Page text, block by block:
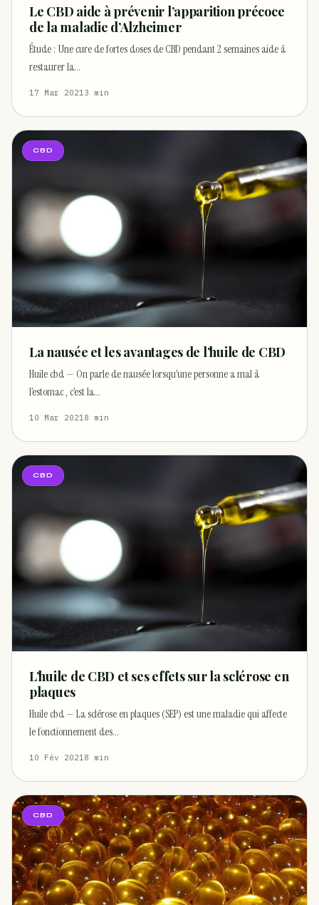
Le CBD aide à prévenir l’apparition précoce
de la maladie d’Alzheimer
Étude : Une cure de fortes doses de CBD pendant 2 semaines aide à
restaurer la…
17 Mar 20213 min
CBD
La nausée et les avantages de l’huile de CBD
Huile cbd — On parle de nausée lorsqu’une personne a mal à
l’estomac , c’est la…
10 Mar 2021 8 min
CBD
L’huile de CBD et ses effets sur la sclérose en
plaques
Huile cbd — La sclérose en plaques (SEP) est une maladie qui affecte
le fonctionnement des…
10 Fév 20218 min
CBD